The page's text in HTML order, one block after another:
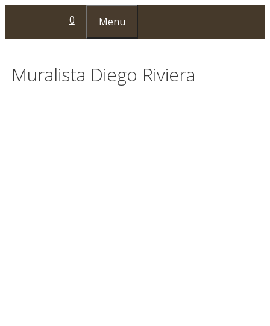
treści
0 Menu
Muralista Diego Riviera